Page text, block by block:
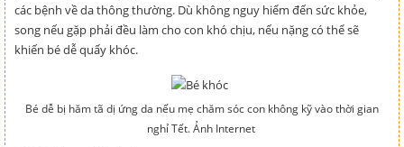
các bệnh về da thông thường. Dù không nguy hiểm đến sức khỏe,
song nếu gặp phải đều làm cho con khó chịu, nếu nặng có thể sẽ
khiến bé dễ quấy khóc.
Bé dễ bị hăm tã dị ứng da nếu mẹ chăm sóc con không kỹ vào thời gian
nghỉ Tết. Ảnh Internet